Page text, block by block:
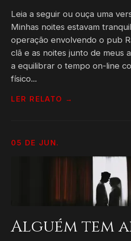
Leia a seguir ou ouça uma
Minhas noites estavam
operação envolvendo o pub
clã e as noites junto de meus
a equilibrar o tempo on-line
físico...
LER RELATO →
05 DE JUN.
Alguém tem